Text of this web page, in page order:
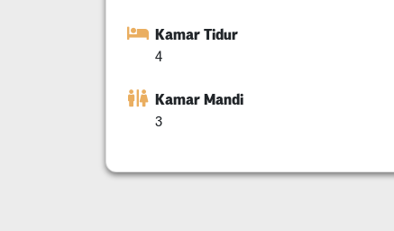
Kamar Tidur
4
Kamar Mandi
3